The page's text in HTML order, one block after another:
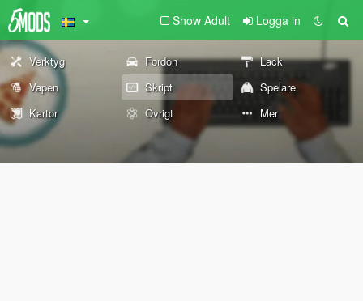
Show Adult Logga in
Verktyg Fordon
Lack
Vapen
Skript
Spelare
Kartor
Övrigt Mer